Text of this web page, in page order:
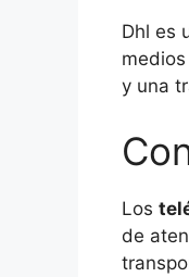
Dhl es
y una
Los
de